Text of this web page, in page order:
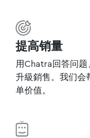
提高销量
用Chatra回答问题
升級銷售。我们会
单价值。